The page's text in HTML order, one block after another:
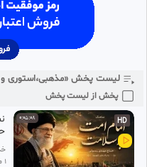
لیست پخش «مذهبی،استوری
پخش از لیست پخش
1 ماه پیش
0:04:09
0:05:08 HD
1 ماه پیش